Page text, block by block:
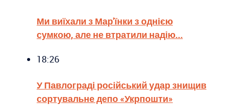
Ми виїхали з Мар'їнки з однією
сумкою, але не втратили надію...
18:26
У Павлограді російський удар знищив
сортувальне депо «Укрпошти»